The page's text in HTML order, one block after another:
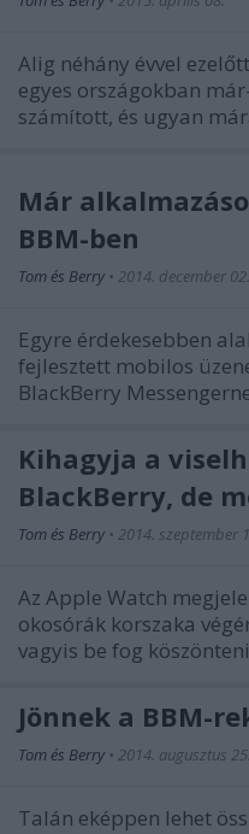
Alig néhány évvel
egyes országokban
számított, és ugyan
Már
BBM-ben
Tom és Berry • 2014. december 02.
Egyre érdekesebben
fejlesztett mobilos
BlackBerry
Kihagyja a
BlackBerry, de
Tom és Berry • 2014. szeptember
Az Apple Watch
okosórák korszaka
vagyis be fog
Jönnek a BBM-
Tom és Berry • 2014. augusztus 25.
Talán eképpen lehet